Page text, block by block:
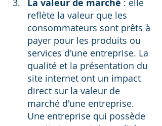
La valeur de marché : elle
reflète la valeur que les
consommateurs sont prêts à
payer pour les produits ou
services d'une entreprise. La
qualité et la présentation du
site internet ont un impact
direct sur la valeur de
marché d'une entreprise.
Une entreprise qui possède